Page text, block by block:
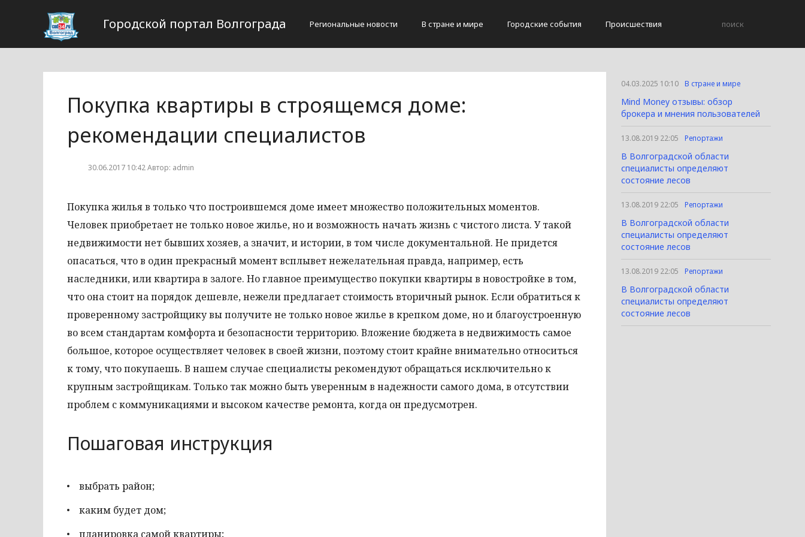
Городской портал Волгограда Региональные новости В стране и мире Городские события Происшествия
Покупка квартиры в строящемся доме:
рекомендации специалистов
30.06.2017 10:42 Автор: admin
Покупка жилья в только что построившемся доме имеет множество положительных моментов.
Человек приобретает не только новое жилье, но и возможность начать жизнь с чистого листа. У такой
недвижимости нет бывших хозяев, а значит, и истории, в том числе документальной. Не придется
опасаться, что в один прекрасный момент всплывет нежелательная правда, например, есть
наследники, или квартира в залоге. Но главное преимущество покупки квартиры в новостройке в том,
что она стоит на порядок дешевле, нежели предлагает стоимость вторичный рынок. Если обратиться к
проверенному застройщику вы получите не только новое жилье в крепком доме, но и благоустроенную
во всем стандартам комфорта и безопасности территорию. Вложение бюджета в недвижимость самое
большое, которое осуществляет человек в своей жизни, поэтому стоит крайне внимательно относиться
к тому, что покупаешь. В нашем случае специалисты рекомендуют обращаться исключительно к
крупным застройщикам. Только так можно быть уверенным в надежности самого дома, в отсутствии
проблем с коммуникациями и высоком качестве ремонта, когда он предусмотрен.
Пошаговая инструкция
выбрать район;
каким будет дом;
планировка самой квартиры;
04.03.2025 10:10 В стране и мире
Mind Money отзывы: обзор
брокера и мнения пользователей
13.08.2019 22:05 Репортажи
В Волгоградской области
специалисты определяют
состояние лесов
13.08.2019 22:05 Репортажи
В Волгоградской области
специалисты определяют
состояние лесов
13.08.2019 22:05 Репортажи
В Волгоградской области
специалисты определяют
состояние лесов